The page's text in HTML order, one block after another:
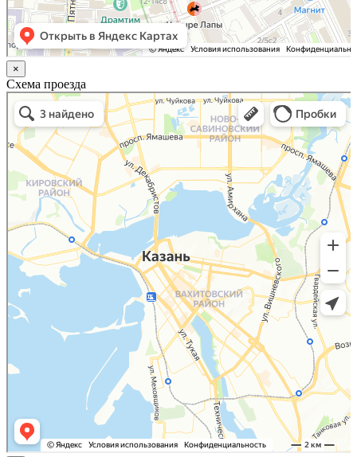
×
Схема проезда
Казань
Малый Татарский переулок, 8 на карте Москвы, ближайшее метро Новокузнецкая —
Яндекс.Карты